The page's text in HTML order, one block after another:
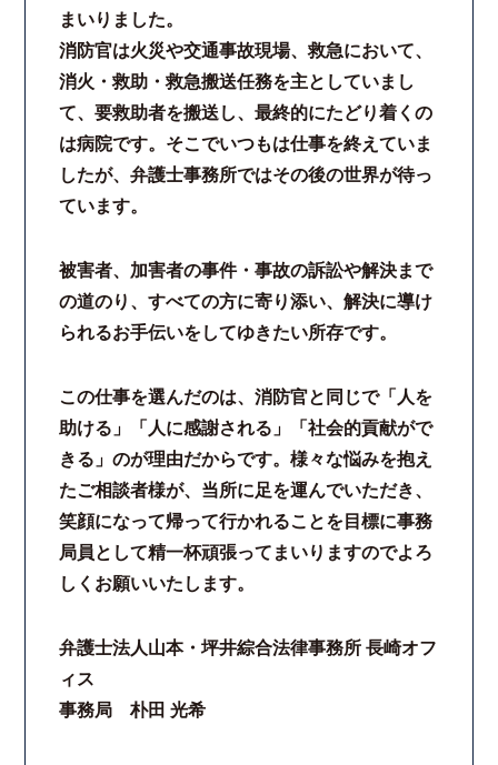
まいりました。
消防官は火災や交通事故現場、救急において、
消火・救助・救急搬送任務を主としていまし
て、要救助者を搬送し、最終的にたどり着くの
は病院です。そこでいつもは仕事を終えていま
したが、弁護士事務所ではその後の世界が待っ
ています。
被害者、加害者の事件・事故の訴訟や解決まで
の道のり、すべての方に寄り添い、解決に導け
られるお手伝いをしてゆきたい所存です。
この仕事を選んだのは、消防官と同じで「人を
助ける」「人に感謝される」「社会的貢献がで
きる」のが理由だからです。様々な悩みを抱え
たご相談者様が、当所に足を運んでいただき、
笑顔になって帰って行かれることを目標に事務
局員として精一杯頑張ってまいりますのでよろ
しくお願いいたします。
弁護士法人山本・坪井綜合法律事務所 長崎オフ
ィス
事務局 朴田 光希